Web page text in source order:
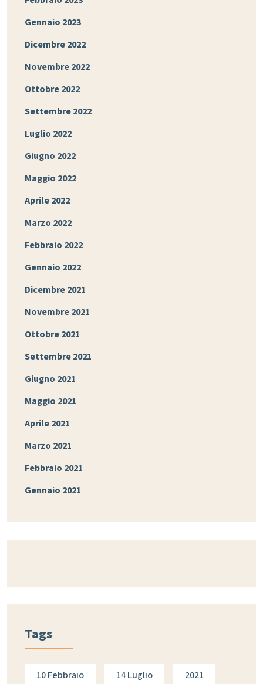
Gennaio 2023
Dicembre 2022
Novembre 2022
Ottobre 2022
Settembre 2022
Luglio 2022
Giugno 2022
Maggio 2022
Aprile 2022
Marzo 2022
Febbraio 2022
Gennaio 2022
Dicembre 2021
Novembre 2021
Ottobre 2021
Settembre 2021
Giugno 2021
Maggio 2021
Aprile 2021
Marzo 2021
Febbraio 2021
Gennaio 2021
Tags
10 Febbraio 14 Luglio 2021